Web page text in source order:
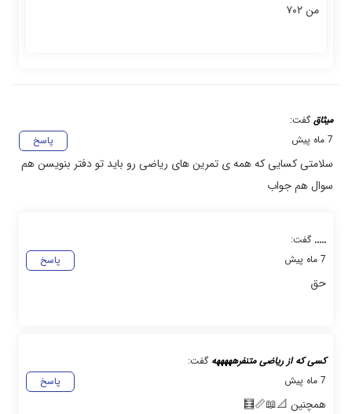
من ۷۰۲
میثاق گفت:
پاسخ
7 ماه پیش
سلامتی کسایی که همه ی تمرین های ریاضی رو باید تو دفتر بنویسن هم
سوال هم جواب
..... گفت:
پاسخ
7 ماه پیش
حق
کسی که از ریاضی متنفرهههههه گفت:
پاسخ
7 ماه پیش
همچنین 📐📖📏🧮